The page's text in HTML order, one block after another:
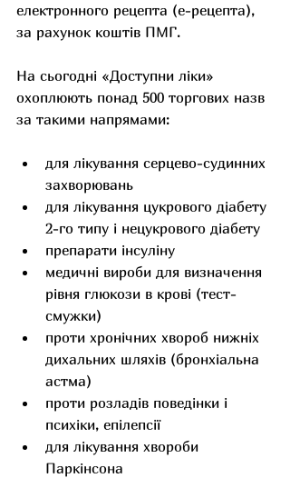
електронного рецепта (е-рецепта),
за рахунок коштів ПМГ.
На сьогодні «Доступни ліки»
охоплюють понад 500 торгових назв
за такими напрямами:
для лікування серцево-судинних
захворювань
для лікування цукрового діабету
2-го типу і нецукрового діабету
препарати інсуліну
медичні вироби для визначення
рівня глюкози в крові (тест-
смужки)
проти хронічних хвороб нижніх
дихальних шляхів (бронхіальна
астма)
проти розладів поведінки і
психіки, епілепсії
для лікування хвороби
Паркінсона